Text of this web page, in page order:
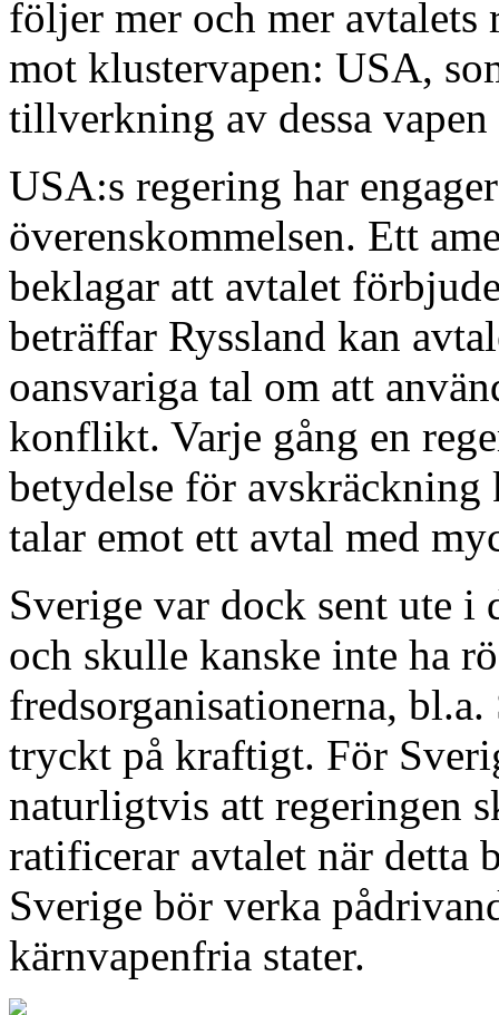
följer mer och mer avtalets
mot klustervapen: USA,
tillverkning av dessa vapen
USA:s regering har
överenskommelsen. Ett
beklagar att avtalet
beträffar Ryssland kan
oansvariga tal om att
konflikt. Varje gång en
betydelse för avskräckning
talar emot ett avtal med
Sverige var dock sent ute i
och skulle kanske inte ha
fredsorganisationerna,
tryckt på kraftigt. För
naturligtvis att regeringen
ratificerar avtalet när detta
Sverige bör verka
kärnvapenfria stater.